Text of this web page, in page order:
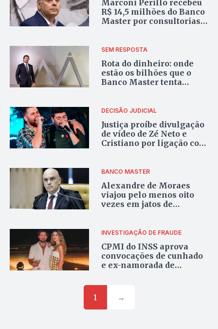
Marconi Perillo recebeu
R$ 14,5 milhões do Banco
Master por consultorias,
Crime Organizado
SEM RESPOSTA
Rota do dinheiro: onde
estão os bilhões que o
Banco Master tenta
DECISÃO JUDICIAL
Justiça proíbe divulgação
de vídeo de Zé Neto e
Cristiano por ligação com
BANCO MASTER
Alexandre de Moraes
viajou pelo menos oito
vezes em jatos de
INVESTIGAÇÃO DE FRAUDE
CPMI do INSS aprova
convocações de cunhado
e ex-namorada de
1 →